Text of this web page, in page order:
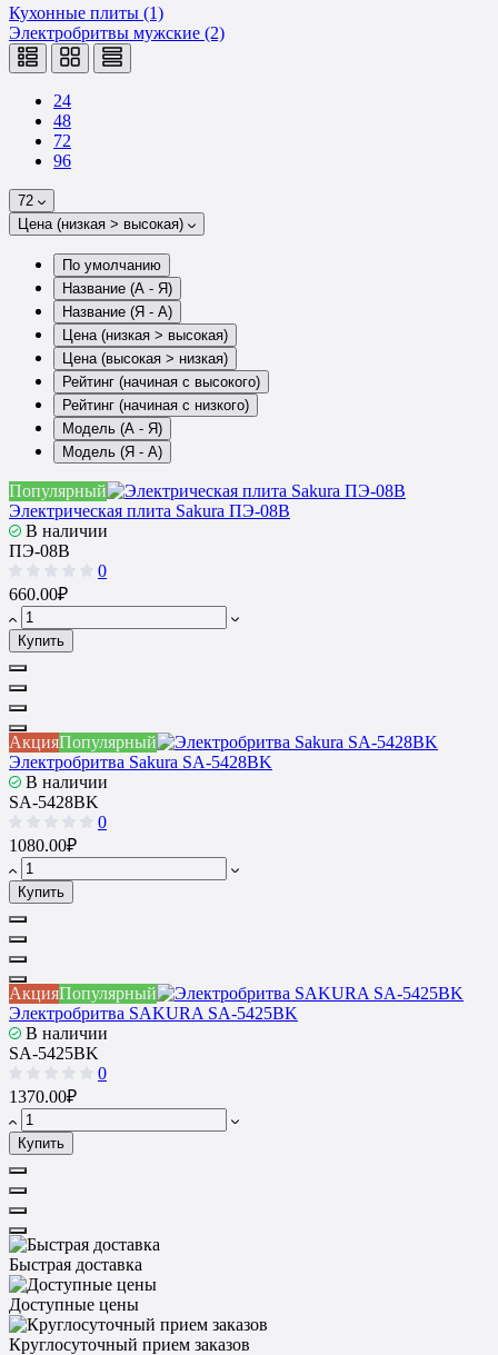
Кухонные плиты (1)
Электробритвы мужские (2)
24
48
72
96
72
Цена (низкая > высокая)
По умолчанию
Название (А - Я)
Название (Я - А)
Цена (низкая > высокая)
Цена (высокая > низкая)
Рейтинг (начиная с высокого)
Рейтинг (начиная с низкого)
Модель (А - Я)
Модель (Я - А)
Популярный
Электрическая плита Sakura ПЭ-08В
В наличии
ПЭ-08В
0
660.00₽
Купить
АкцияПопулярный
Электробритва Sakura SA-5428BK
В наличии
SA-5428BK
0
1080.00₽
Купить
АкцияПопулярный
Электробритва SAKURA SA-5425BK
В наличии
SA-5425BK
0
1370.00₽
Купить
Быстрая доставка
Доступные цены
Круглосуточный прием заказов